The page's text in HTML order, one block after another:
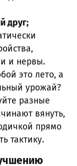
друг;
и нервы.
это лето, а
урожай?
разные
вянуть,
прямо
тактику.